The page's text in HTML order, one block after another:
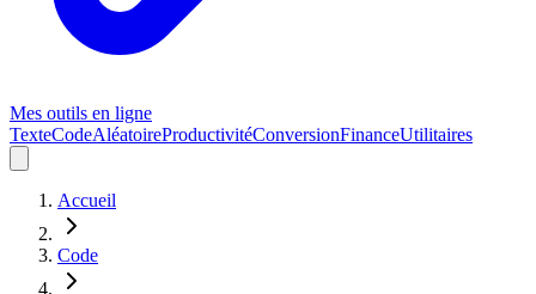
Mes outils en ligne
TexteCodeAléatoireProductivitéConversionFinanceUtilitaires
Accueil
Code